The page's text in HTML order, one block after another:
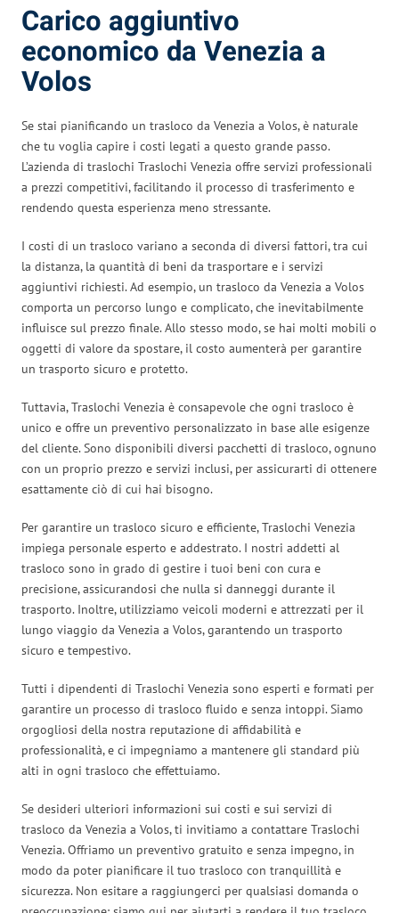
Carico aggiuntivo
economico da Venezia a
Volos
Se stai pianificando un trasloco da Venezia a Volos, è naturale
che tu voglia capire i costi legati a questo grande passo.
L’azienda di traslochi Traslochi Venezia offre servizi professionali
a prezzi competitivi, facilitando il processo di trasferimento e
rendendo questa esperienza meno stressante.
I costi di un trasloco variano a seconda di diversi fattori, tra cui
la distanza, la quantità di beni da trasportare e i servizi
aggiuntivi richiesti. Ad esempio, un trasloco da Venezia a Volos
comporta un percorso lungo e complicato, che inevitabilmente
influisce sul prezzo finale. Allo stesso modo, se hai molti mobili o
oggetti di valore da spostare, il costo aumenterà per garantire
un trasporto sicuro e protetto.
Tuttavia, Traslochi Venezia è consapevole che ogni trasloco è
unico e offre un preventivo personalizzato in base alle esigenze
del cliente. Sono disponibili diversi pacchetti di trasloco, ognuno
con un proprio prezzo e servizi inclusi, per assicurarti di ottenere
esattamente ciò di cui hai bisogno.
Per garantire un trasloco sicuro e efficiente, Traslochi Venezia
impiega personale esperto e addestrato. I nostri addetti al
trasloco sono in grado di gestire i tuoi beni con cura e
precisione, assicurandosi che nulla si danneggi durante il
trasporto. Inoltre, utilizziamo veicoli moderni e attrezzati per il
lungo viaggio da Venezia a Volos, garantendo un trasporto
sicuro e tempestivo.
Tutti i dipendenti di Traslochi Venezia sono esperti e formati per
garantire un processo di trasloco fluido e senza intoppi. Siamo
orgogliosi della nostra reputazione di affidabilità e
professionalità, e ci impegniamo a mantenere gli standard più
alti in ogni trasloco che effettuiamo.
Se desideri ulteriori informazioni sui costi e sui servizi di
trasloco da Venezia a Volos, ti invitiamo a contattare Traslochi
Venezia. Offriamo un preventivo gratuito e senza impegno, in
modo da poter pianificare il tuo trasloco con tranquillità e
sicurezza. Non esitare a raggiungerci per qualsiasi domanda o